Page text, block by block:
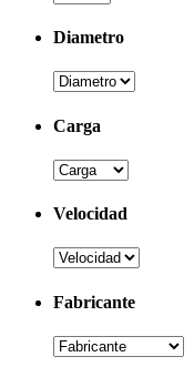
Diametro
Carga
Velocidad
Fabricante